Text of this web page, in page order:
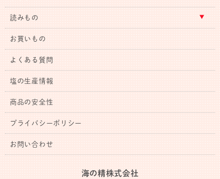
読みもの
お買いもの
よくある質問
塩の生産情報
商品の安全性
プライバシーポリシー
お問い合わせ
海の精株式会社